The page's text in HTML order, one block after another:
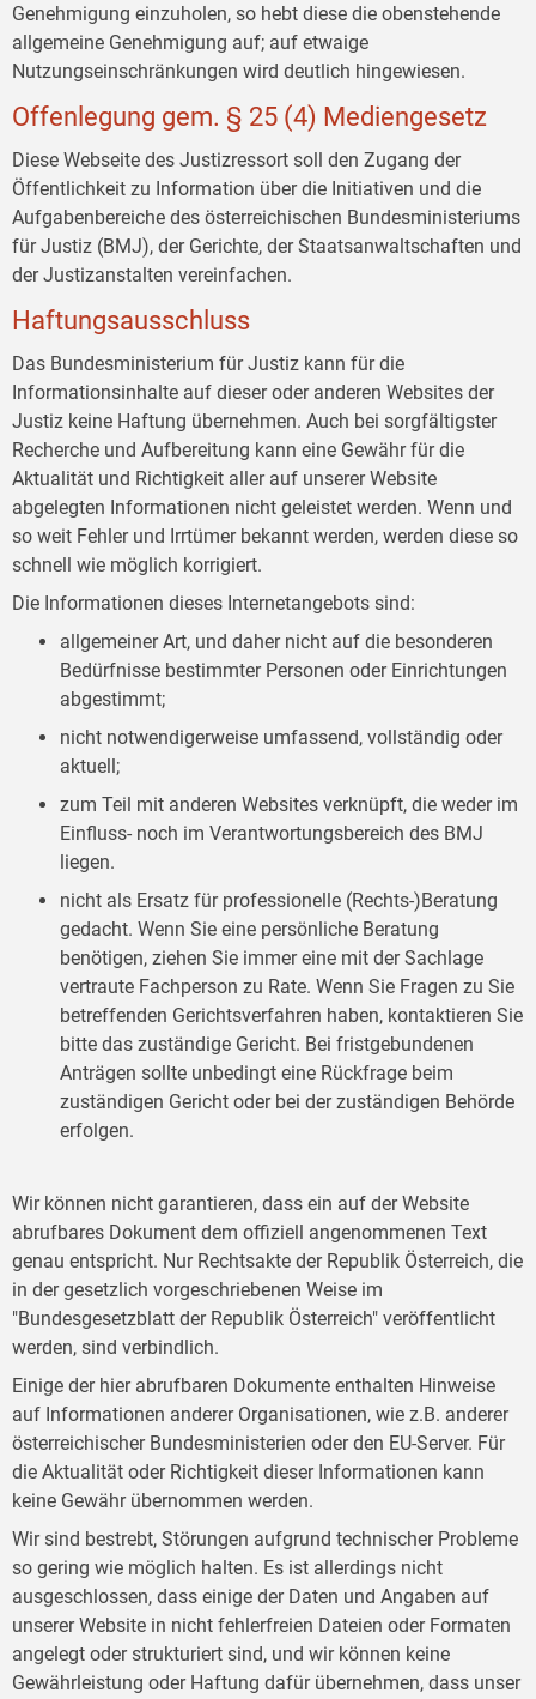
Genehmigung einzuholen, so hebt diese die obenstehende
allgemeine Genehmigung auf; auf etwaige
Nutzungseinschränkungen wird deutlich hingewiesen.
Offenlegung gem. § 25 (4) Mediengesetz
Diese Webseite des Justizressort soll den Zugang der
Öffentlichkeit zu Information über die Initiativen und die
Aufgabenbereiche des österreichischen Bundesministeriums
für Justiz (BMJ), der Gerichte, der Staatsanwaltschaften und
der Justizanstalten vereinfachen.
Haftungsausschluss
Das Bundesministerium für Justiz kann für die
Informationsinhalte auf dieser oder anderen Websites der
Justiz keine Haftung übernehmen. Auch bei sorgfältigster
Recherche und Aufbereitung kann eine Gewähr für die
Aktualität und Richtigkeit aller auf unserer Website
abgelegten Informationen nicht geleistet werden. Wenn und
so weit Fehler und Irrtümer bekannt werden, werden diese so
schnell wie möglich korrigiert.
Die Informationen dieses Internetangebots sind:
allgemeiner Art, und daher nicht auf die besonderen
Bedürfnisse bestimmter Personen oder Einrichtungen
abgestimmt;
nicht notwendigerweise umfassend, vollständig oder
aktuell;
zum Teil mit anderen Websites verknüpft, die weder im
Einfluss- noch im Verantwortungsbereich des BMJ
liegen.
nicht als Ersatz für professionelle (Rechts-)Beratung
gedacht. Wenn Sie eine persönliche Beratung
benötigen, ziehen Sie immer eine mit der Sachlage
vertraute Fachperson zu Rate. Wenn Sie Fragen zu Sie
betreffenden Gerichtsverfahren haben, kontaktieren Sie
bitte das zuständige Gericht. Bei fristgebundenen
Anträgen sollte unbedingt eine Rückfrage beim
zuständigen Gericht oder bei der zuständigen Behörde
erfolgen.
Wir können nicht garantieren, dass ein auf der Website
abrufbares Dokument dem offiziell angenommenen Text
genau entspricht. Nur Rechtsakte der Republik Österreich, die
in der gesetzlich vorgeschriebenen Weise im
"Bundesgesetzblatt der Republik Österreich" veröffentlicht
werden, sind verbindlich.
Einige der hier abrufbaren Dokumente enthalten Hinweise
auf Informationen anderer Organisationen, wie z.B. anderer
österreichischer Bundesministerien oder den EU-Server. Für
die Aktualität oder Richtigkeit dieser Informationen kann
keine Gewähr übernommen werden.
Wir sind bestrebt, Störungen aufgrund technischer Probleme
so gering wie möglich halten. Es ist allerdings nicht
ausgeschlossen, dass einige der Daten und Angaben auf
unserer Website in nicht fehlerfreien Dateien oder Formaten
angelegt oder strukturiert sind, und wir können keine
Gewährleistung oder Haftung dafür übernehmen, dass unser